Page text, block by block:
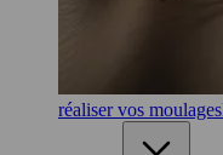
réaliser vos moulages